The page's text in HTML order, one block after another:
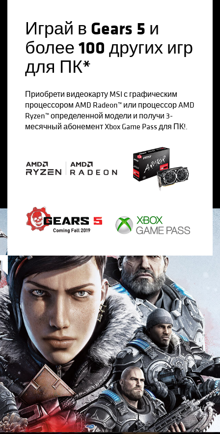
Играй в Gears 5 и
более 100 других игр
для ПК*
Приобрети видеокарту MSI с графическим
процессором AMD Radeon™ или процессор AMD
Ryzen™ определенной модели и получи 3-
месячный абонемент Xbox Game Pass для ПК!.